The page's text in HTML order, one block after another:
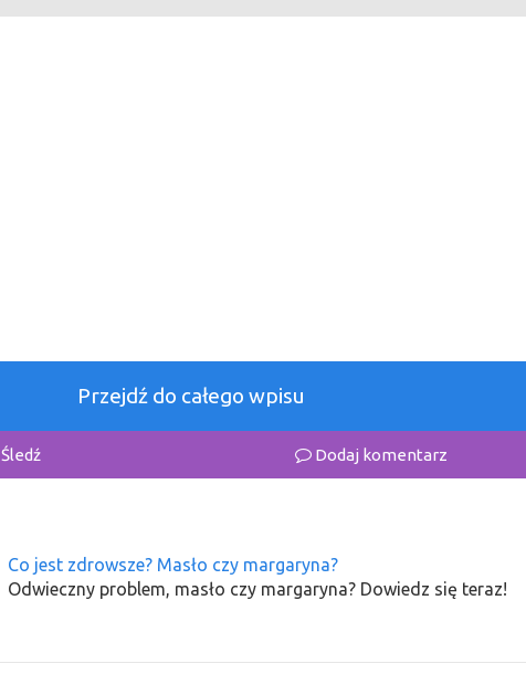
Przejdź do całego wpisu
Śledź Dodaj komentarz
Co jest zdrowsze? Masło czy margaryna?
Odwieczny problem, masło czy margaryna? Dowiedz się teraz!